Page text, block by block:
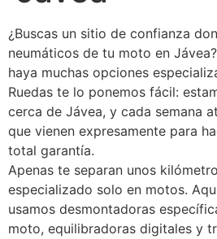
¿Buscas un sitio de confianza
neumáticos de tu moto en
haya muchas opciones
Ruedas te lo ponemos fácil:
cerca de Jávea, y cada semana
que vienen expresamente para
total garantía.
Apenas te separan unos
especializado solo en motos.
usamos desmontadoras
moto, equilibradoras digitales y